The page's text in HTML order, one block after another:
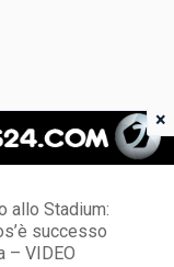
allo Stadium:
successo
– VIDEO
×